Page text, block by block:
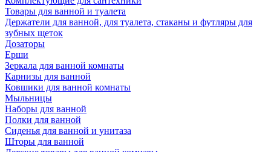
Товары для ванной и туалета
Держатели для ванной, для туалета, стаканы и футляры для
зубных щеток
Дозаторы
Ерши
Зеркала для ванной комнаты
Карнизы для ванной
Ковшики для ванной комнаты
Мыльницы
Наборы для ванной
Полки для ванной
Сиденья для ванной и унитаза
Шторы для ванной